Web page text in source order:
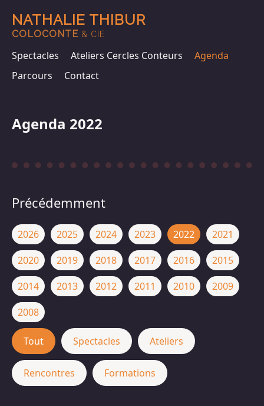
NATHALIE THIBUR
COLOCONTE & CIE
Spectacles Ateliers Cercles Conteurs
Agenda
Parcours
Contact
Agenda 2022
Précédemment
2026 2025 2024 2023 2022
2021
2020
2019 2018 2017 2016
2015
2014
2013 2012 2011 2010
2009
2008
Tout Spectacles Ateliers
Rencontres Formations